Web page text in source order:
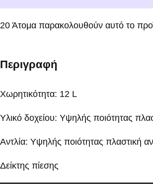
20 Άτομα παρακολουθούν αυτό το
Περιγραφή
Χωρητικότητα: 12 L
Υλικό δοχείου: Υψηλής ποιότητας
Αντλία: Υψηλής ποιότητας πλαστική
Δείκτης πίεσης